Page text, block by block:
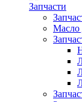
Запчасти
Масло